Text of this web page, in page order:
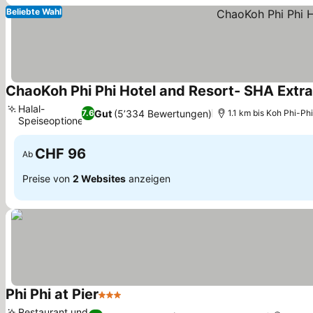
Beliebte Wahl
ChaoKoh Phi Phi Hotel and Resort- SHA
7.6Gut (5’334 Bewertungen)
Halal-
Speiseoptionen
1.1 km bis Koh Phi-Phi
Ab CHF 96
Preise von 2 Websites anzeigen
Phi Phi at Pier3 Sterne